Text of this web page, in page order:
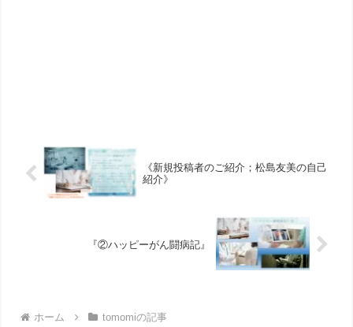
《新規投稿者のご紹介；松島友美の自己
紹介》
『②ハッピーがん闘病記』
ホーム tomomiの記事